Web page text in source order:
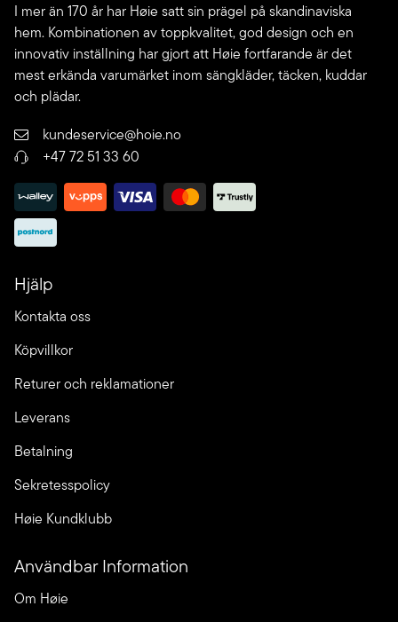
I mer än 170 år har Høie satt sin prägel på skandinaviska
hem. Kombinationen av toppkvalitet, god design och en
innovativ inställning har gjort att Høie fortfarande är det
mest erkända varumärket inom sängkläder, täcken, kuddar
och plädar.
kundeservice@hoie.no
+47 72 51 33 60
Hjälp
Kontakta oss
Köpvillkor
Returer och reklamationer
Leverans
Betalning
Sekretesspolicy
Høie Kundklubb
Användbar Information
Om Høie